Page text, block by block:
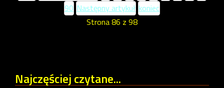
90 Następny artykuł koniec
Strona 86 z 98
Najczęściejczytane...